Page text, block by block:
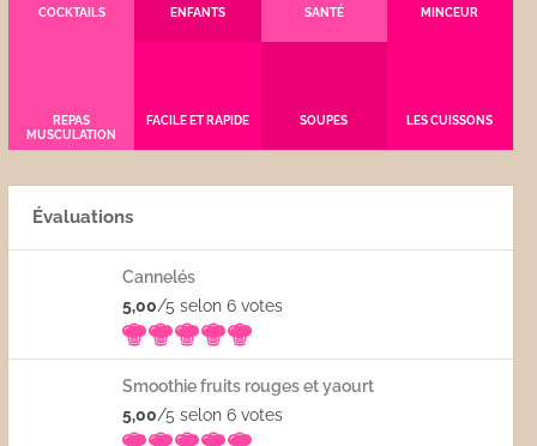
COCKTAILS ENFANTS SANTÉ MINCEUR
REPAS
MUSCULATION
FACILE ET RAPIDE SOUPES LES CUISSONS
Évaluations
Cannelés
5,00/5 selon 6votes
Smoothie fruits rouges et yaourt
5,00/5 selon 6votes